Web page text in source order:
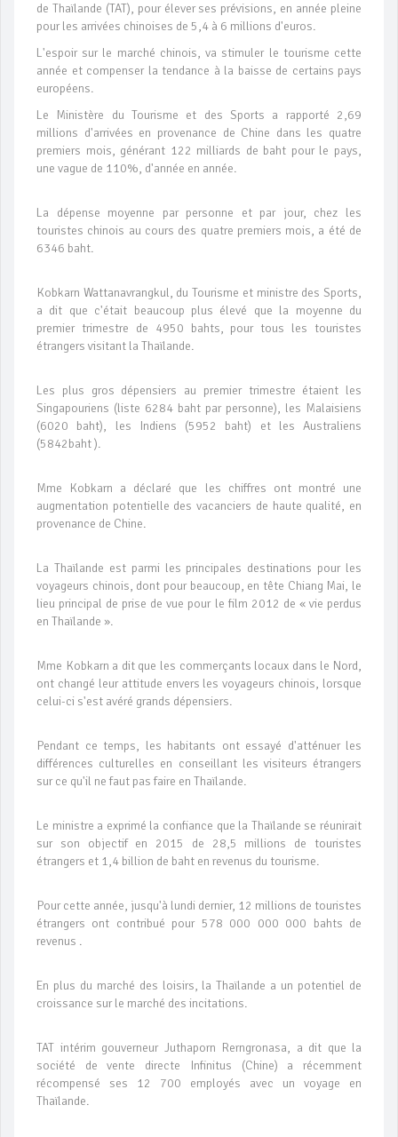
de Thaïlande (TAT), pour élever ses prévisions, en année pleine
pour les arrivées chinoises de 5,4 à 6 millions d'euros.
L'espoir sur le marché chinois, va stimuler le tourisme cette
année et compenser la tendance à la baisse de certains pays
européens.
Le Ministère du Tourisme et des Sports a rapporté 2,69
millions d'arrivées en provenance de Chine dans les quatre
premiers mois, générant 122 milliards de baht pour le pays,
une vague de 110%, d'année en année.
La dépense moyenne par personne et par jour, chez les
touristes chinois au cours des quatre premiers mois, a été de
6346 baht.
Kobkarn Wattanavrangkul, du Tourisme et ministre des Sports,
a dit que c'était beaucoup plus élevé que la moyenne du
premier trimestre de 4950 bahts, pour tous les touristes
étrangers visitant la Thaïlande.
Les plus gros dépensiers au premier trimestre étaient les
Singapouriens (liste 6284 baht par personne), les Malaisiens
(6020 baht), les Indiens (5952 baht) et les Australiens
(5842baht ).
Mme Kobkarn a déclaré que les chiffres ont montré une
augmentation potentielle des vacanciers de haute qualité, en
provenance de Chine.
La Thaïlande est parmi les principales destinations pour les
voyageurs chinois, dont pour beaucoup, en tête Chiang Mai, le
lieu principal de prise de vue pour le film 2012 de « vie perdus
en Thaïlande ».
Mme Kobkarn a dit que les commerçants locaux dans le Nord,
ont changé leur attitude envers les voyageurs chinois, lorsque
celui-ci s'est avéré grands dépensiers.
Pendant ce temps, les habitants ont essayé d'atténuer les
différences culturelles en conseillant les visiteurs étrangers
sur ce qu'il ne faut pas faire en Thaïlande.
Le ministre a exprimé la confiance que la Thaïlande se réunirait
sur son objectif en 2015 de 28,5 millions de touristes
étrangers et 1,4 billion de baht en revenus du tourisme.
Pour cette année, jusqu'à lundi dernier, 12 millions de touristes
étrangers ont contribué pour 578 000 000 000 bahts de
revenus .
En plus du marché des loisirs, la Thaïlande a un potentiel de
croissance sur le marché des incitations.
TAT intérim gouverneur Juthaporn Rerngronasa, a dit que la
société de vente directe Infinitus (Chine) a récemment
récompensé ses 12 700 employés avec un voyage en
Thaïlande.